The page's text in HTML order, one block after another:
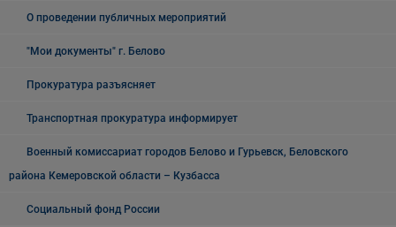
О проведении публичных мероприятий
"Мои документы" г. Белово
Прокуратура разъясняет
Транспортная прокуратура информирует
Военный комиссариат городов Белово и Гурьевск, Беловского
района Кемеровской области – Кузбасса
Социальный фонд России